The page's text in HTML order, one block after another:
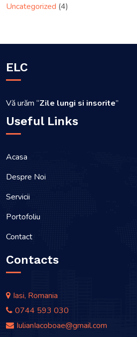
Uncategorized (4)
ELC
Vă urăm “Zile lungi si insorite”
Useful Links
Acasa
Despre Noi
Servicii
Portofoliu
Contact
Contacts
Iasi, Romania
0744 593 030
IulianIacoboae@gmail.com